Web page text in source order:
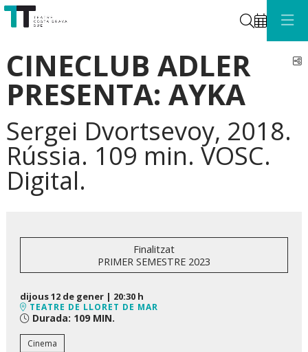
Cerca
CINECLUB ADLER
PRESENTA: AYKA
Sergei Dvortsevoy, 2018.
Rússia. 109 min. VOSC.
Digital.
Finalitzat
PRIMER SEMESTRE 2023
dijous 12 de gener | 20:30 h
TEATRE DE LLORET DE MAR
Durada: 109 MIN.
Cinema